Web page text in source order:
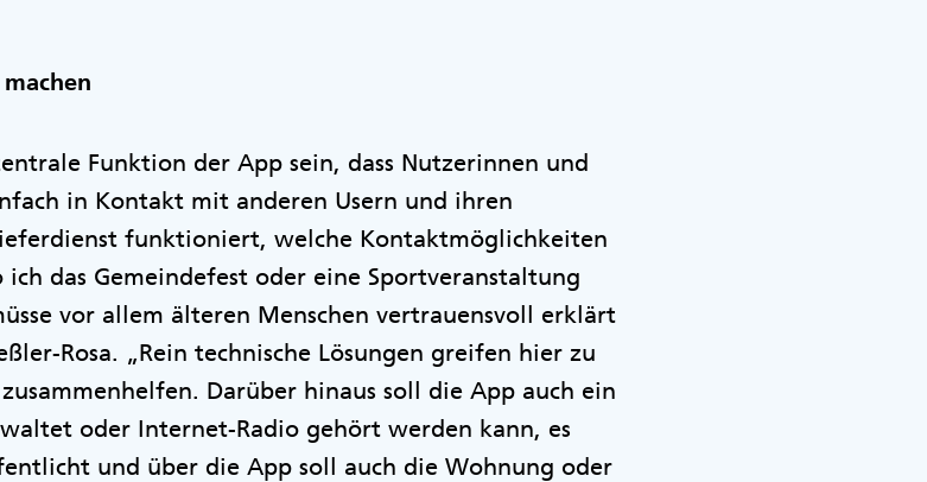
Funktion der App sein, dass Nutzerinnen und
in Kontakt mit anderen Usern und ihren
funktioniert, welche Kontaktmöglichkeiten
das Gemeindefest oder eine Sportveranstaltung
vor allem älteren Menschen vertrauensvoll erklärt
Rosa. „Rein technische Lösungen greifen hier zu
Darüber hinaus soll die App auch ein
oder Internet-Radio gehört werden kann, es
und über die App soll auch die Wohnung oder